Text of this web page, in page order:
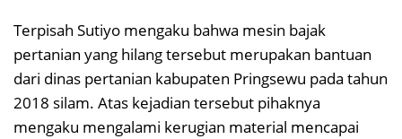
Terpisah Sutiyo mengaku bahwa mesin bajak
pertanian yang hilang tersebut merupakan bantuan
dari dinas pertanian kabupaten Pringsewu pada tahun
2018 silam. Atas kejadian tersebut pihaknya
mengaku mengalami kerugian material mencapai